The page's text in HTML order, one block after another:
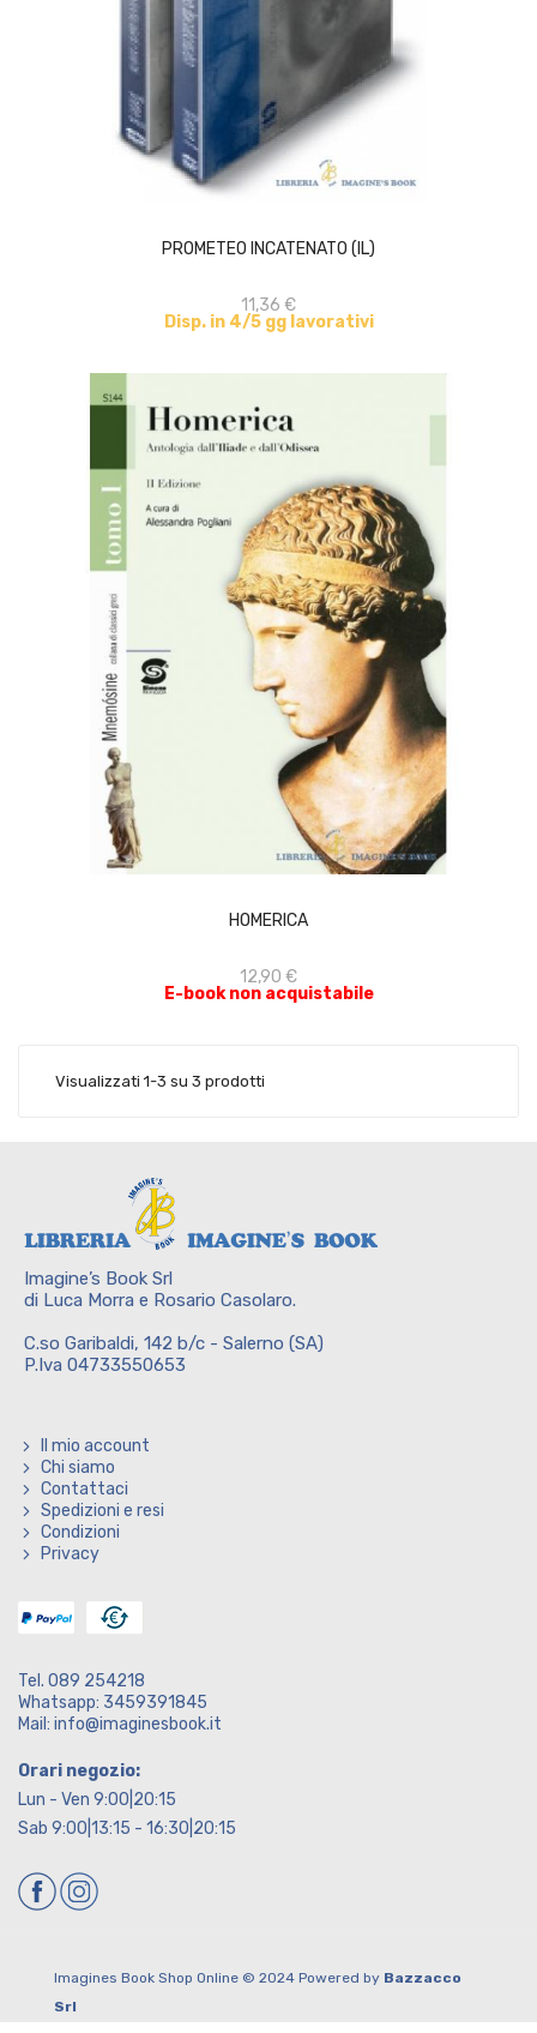
PROMETEO INCATENATO (IL)
11,36 €
Disp. in 4/5 gg lavorativi
HOMERICA
12,90 €
E-book non acquistabile
ACQUISTA
Visualizzati 1-3 su 3 prodotti
Imagine’s Book Srl
di Luca Morra e Rosario Casolaro.
C.so Garibaldi, 142 b/c - Salerno (SA)
P.Iva 04733550653
Il mio account
Chi siamo
Contattaci
Spedizioni e resi
Condizioni
Privacy
Tel. 089 254218
Whatsapp: 3459391845
Mail: info@imaginesbook.it
Orari negozio:
Lun - Ven 9:00|20:15
Sab 9:00|13:15 - 16:30|20:15
Imagines Book Shop Online © 2024 Powered by Bazzacco
Srl